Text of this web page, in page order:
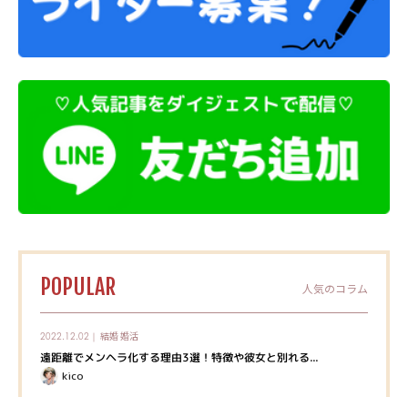
POPULAR 人気のコラム
2022.12.02｜ 結婚婚活
遠距離でメンヘラ化する理由3選！特徴や彼女と別れる...
kico